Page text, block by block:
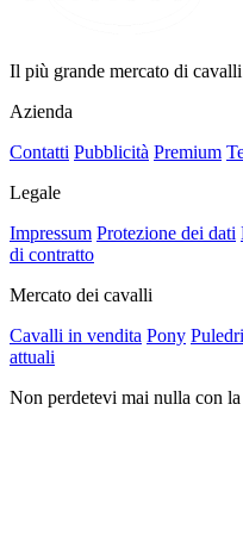
Il più grande mercato di
Azienda
Contatti Pubblicità Premium
Legale
Impressum Protezione dei dati
di contratto
Mercato dei cavalli
Cavalli in vendita Pony Puledri
attuali
Non perdetevi mai nulla con